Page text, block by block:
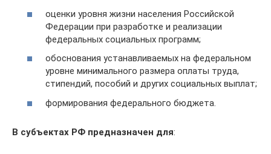
оценки уровня жизни населения Российской
Федерации при разработке и реализации
федеральных социальных программ;
обоснования устанавливаемых на федеральном
уровне минимального размера оплаты труда,
стипендий, пособий и других социальных выплат;
формирования федерального бюджета.
В субъектах РФ предназначен для: